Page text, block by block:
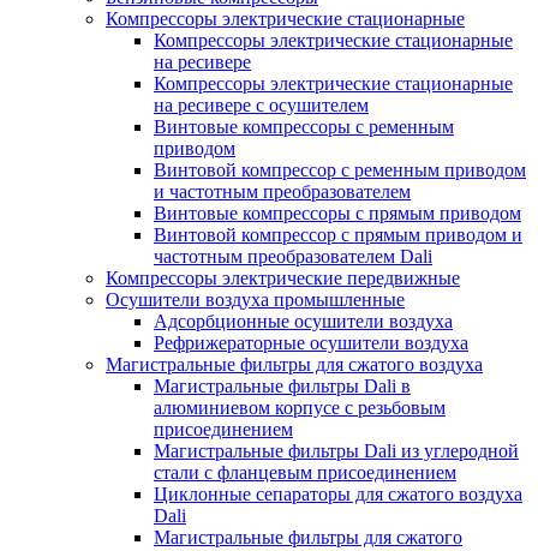
Компрессоры электрические стационарные
Компрессоры электрические стационарные
на ресивере
Компрессоры электрические стационарные
на ресивере с осушителем
Винтовые компрессоры с ременным
приводом
Винтовой компрессор с ременным приводом
и частотным преобразователем
Винтовые компрессоры с прямым приводом
Винтовой компрессор с прямым приводом и
частотным преобразователем Dali
Компрессоры электрические передвижные
Осушители воздуха промышленные
Адсорбционные осушители воздуха
Рефрижераторные осушители воздуха
Магистральные фильтры для сжатого воздуха
Магистральные фильтры Dali в
алюминиевом корпусе с резьбовым
присоединением
Магистральные фильтры Dali из углеродной
стали с фланцевым присоединением
Циклонные сепараторы для сжатого воздуха
Dali
Магистральные фильтры для сжатого